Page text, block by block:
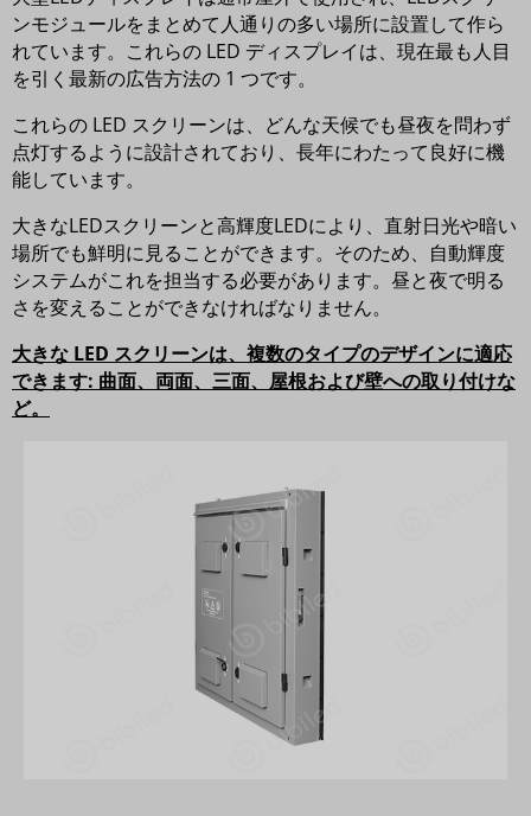
ンモジュールをまとめて人通りの多い場所に設置して作ら
れています。これらの LED ディスプレイは、現在最も人目
を引く最新の広告方法の 1 つです。
これらの LED スクリーンは、どんな天候でも昼夜を問わず
点灯するように設計されており、長年にわたって良好に機
能しています。
大きなLEDスクリーンと高輝度LEDにより、直射日光や暗い
場所でも鮮明に見ることができます。そのため、自動輝度
システムがこれを担当する必要があります。昼と夜で明る
さを変えることができなければなりません。
大きな LED スクリーンは、複数のタイプのデザインに適応
できます: 曲面、両面、三面、屋根および壁への取り付けな
ど。